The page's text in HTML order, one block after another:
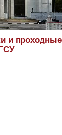
и проходные